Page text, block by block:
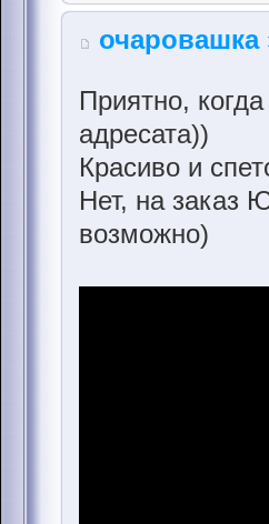
очаровашка
Приятно,
адресата))
Красиво и
Нет, на заказ
возможно)